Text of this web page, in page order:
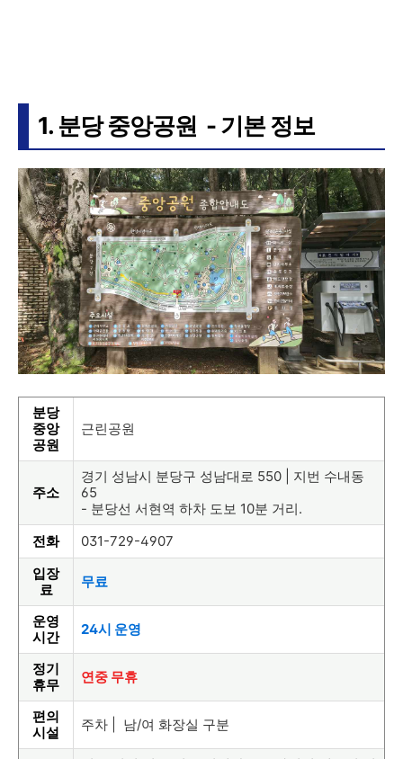
1. 분당 중앙공원 - 기본 정보
분당
중앙
공원
근린공원
주소
경기 성남시 분당구 성남대로 550 | 지번 수내동
65
- 분당선 서현역 하차 도보 10분 거리.
전화
031-729-4907
입장
료
무료
운영
시간
24시 운영
정기
휴무
연중 무휴
편의
시설
주차 | 남/여 화장실 구분